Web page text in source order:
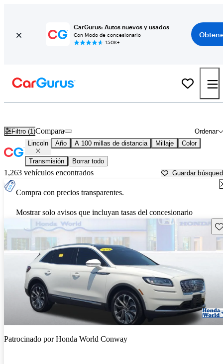
CarGurus: Autos nuevos y usados
Con Modo de concesionario
150K+
Filtro (1) Ordenar
Compara
Lincoln Año A 100 millas de distancia Millaje Color
Transmisión Borrar todo
1,263 vehículos encontrados Guardar
Compra con precios transparentes.
Mostrar solo avisos que incluyan tasas del concesionario
Patrocinado porHonda World Conway